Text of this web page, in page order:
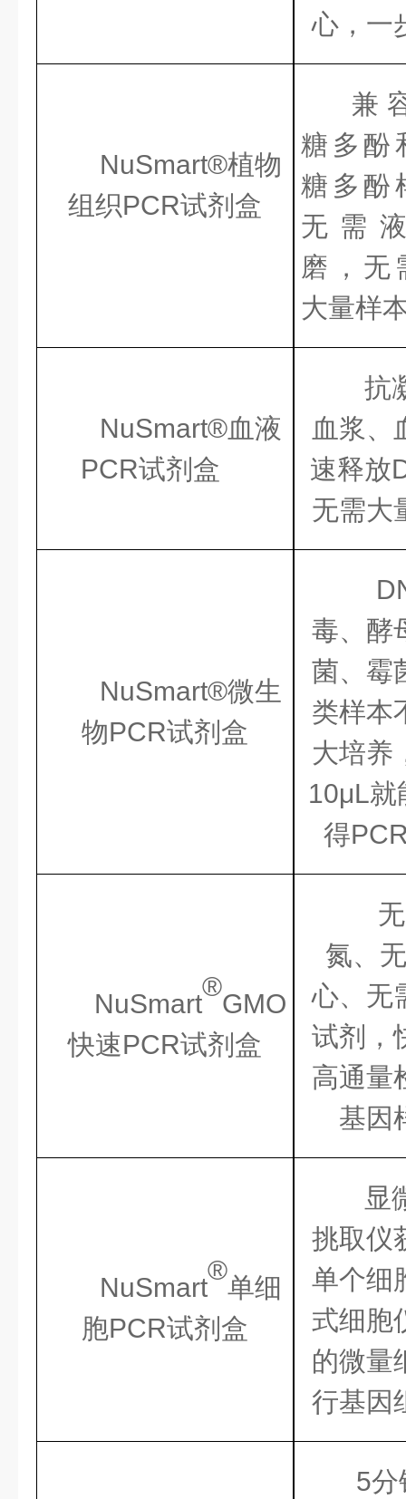
心，一
NuSmart®植物
组织PCR试剂盒
兼
糖多酚
糖多酚
无需
磨，无
大量样
NuSmart®血液
PCR试剂盒
抗
血浆、
速释放
无需大
NuSmart®微生
物PCR试剂盒
毒、酵
菌、霉
类样本
大培养
10μL就
得
NuSmart
®
GMO
快速PCR试剂盒
氮、
心、无
试剂，
高通量
基因
NuSmart
®
单细
胞PCR试剂盒
显
挑取仪
单个细
式细胞
的微量
行基因
5分